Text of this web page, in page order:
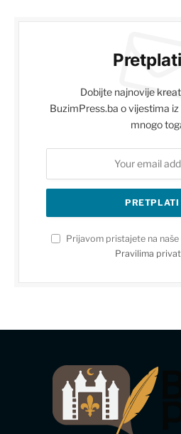
Dobijte najnovije
BuzimPress.ba o vijestima
mnogo
Prijavom pristajete na
Pravilima